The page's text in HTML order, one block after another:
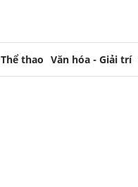
Thể thao Văn hóa - Giải trí